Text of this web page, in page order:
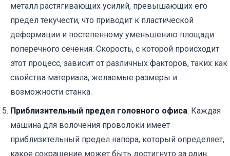
металл растягивающих усилий, превышающих его
предел текучести, что приводит к пластической
деформации и постепенному уменьшению площади
поперечного сечения. Скорость, с которой происходит
этот процесс, зависит от различных факторов, таких как
свойства материала, желаемые размеры и
возможности станка.
Приблизительный предел головного офиса: Каждая
машина для волочения проволоки имеет
приблизительный предел напора, который определяет,
какое сокращение может быть достигнуто за один